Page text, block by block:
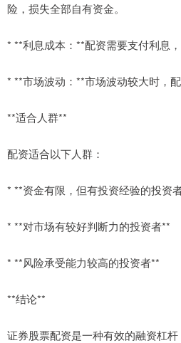
险，损失全部自有资金。
* **利息成本：**配资需要支付利息，
* **市场波动：**市场波动较大时，
**适合人群**
配资适合以下人群：
* **资金有限，但有投资经验的投资
* **对市场有较好判断力的投资者**
* **风险承受能力较高的投资者**
**结论**
证券股票配资是一种有效的融资杠